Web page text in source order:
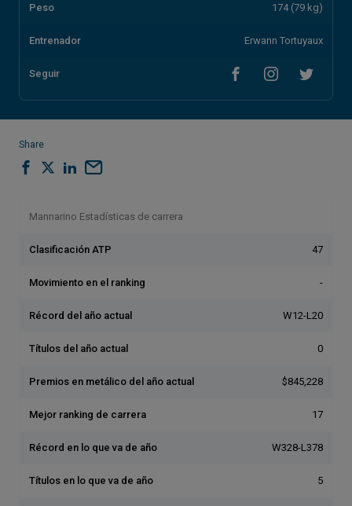
Peso 174 (79 kg)
Entrenador Erwann Tortuyaux
Seguir
Share
Mannarino Estadísticas de carrera
Clasificación ATP 47
Movimiento en el ranking -
Récord del año actual W12-L20
Títulos del año actual 0
Premios en metálico del año actual $845,228
Mejor ranking de carrera 17
Récord en lo que va de año W328-L378
Títulos en lo que va de año 5